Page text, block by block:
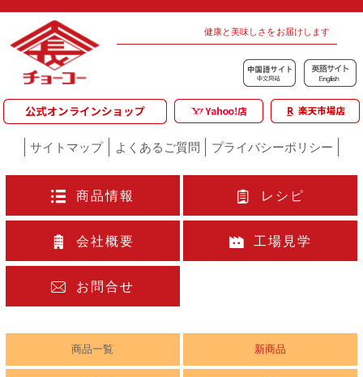
健康と美味しさをお届けします
サイトマップ よくあるご質問 プライバシーポリシー
商品情報 レシピ
会社概要 工場見学
お問合せ
商品一覧 新商品